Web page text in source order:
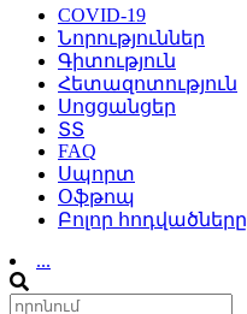
COVID-19
Նորություններ
Գիտություն
Հետազոտություն
Սոցցանցեր
ՏՏ
FAQ
Սպորտ
Օֆթոպ
Բոլոր հոդվածները
...